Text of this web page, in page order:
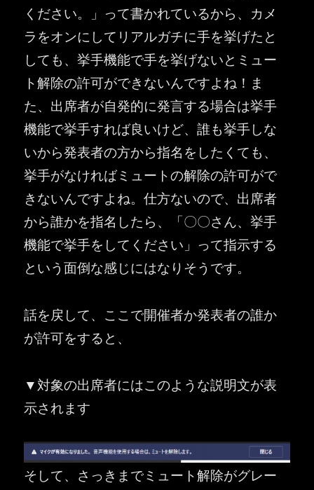
ください。」って書かれているから、カメ
ラをオンにしてリアルガチに手を挙げたと
しても、挙手機能で手を挙げないとミュー
ト解除の許可ができないんですよね！ま
た、出席者が自発的に発言する場合は挙手
機能で挙手すれば良いけど、誰も挙手しな
いから発表者の方から指名をしたくても、
挙手がなければミュートの解除の許可がで
きないんですよね。仕方ないので、出席者
から誰かを指名したら、「〇〇さん、挙手
機能で挙手をしてください」って指示する
という面倒な感じにはなりそうです。
話を戻して、ここで開催者か発表者の誰か
が許可をすると、
▼対象の出席者にはこのような説明文が表
示されます
そして、さっきまでミュート解除がグレー